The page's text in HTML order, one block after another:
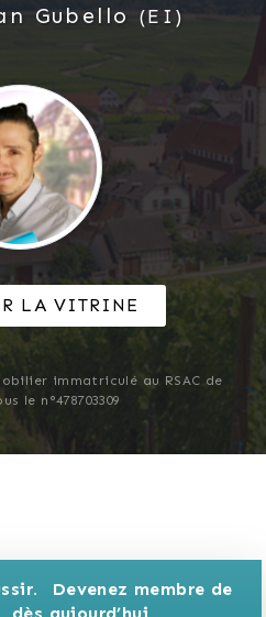
Gubello (EI)
LA VITRINE
immatriculé au RSAC de
le n°478703309
Devenez membre de